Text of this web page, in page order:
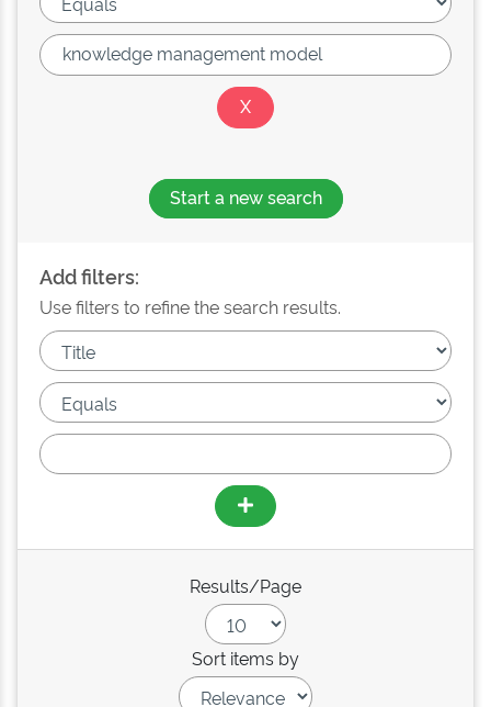
Start a new search
Add filters:
Use filters to refine the search results.
Results/Page
Sort items by